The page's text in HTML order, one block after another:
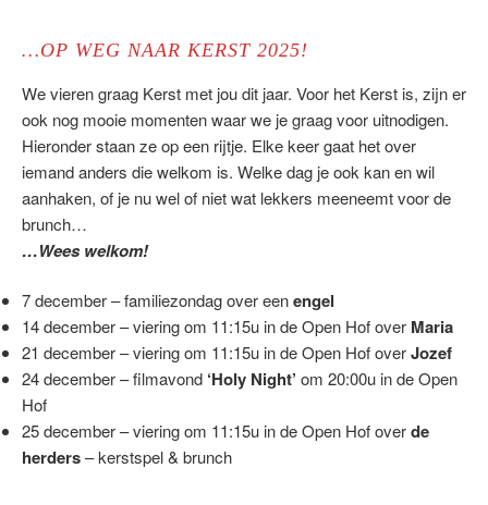
…OP WEG NAAR KERST 2025!
We vieren graag Kerst met jou dit jaar. Voor het Kerst is, zijn er
ook nog mooie momenten waar we je graag voor uitnodigen.
Hieronder staan ze op een rijtje. Elke keer gaat het over
iemand anders die welkom is. Welke dag je ook kan en wil
aanhaken, of je nu wel of niet wat lekkers meeneemt voor de
brunch…
…Wees welkom!
7 december – familiezondag over eenengel
14 december – viering om 11:15u in de Open Hof over Maria
21 december – viering om 11:15u in de Open Hof overJozef
24 december – filmavond ‘Holy Night’ om 20:00u in de Open
Hof
25 december – viering om 11:15u in de Open Hof overde
herders– kerstspel & brunch